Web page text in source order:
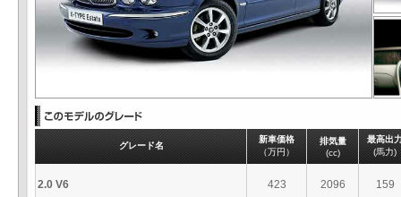
グレード名
新車価格
（万円）
排気量
(cc)
最高出
(馬力)
2.0 V6 423 2096 159